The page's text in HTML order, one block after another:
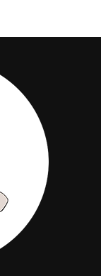
enriquecer a